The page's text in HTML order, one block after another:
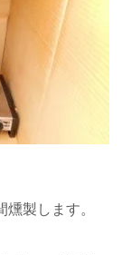
製します。